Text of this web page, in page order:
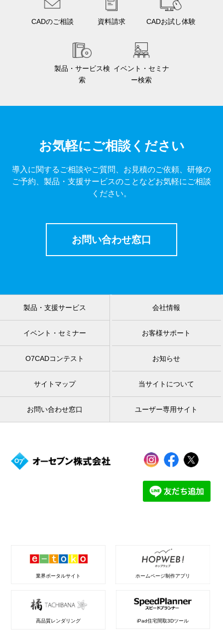
CADのご相談 資料請求 CADお試し体験
製品・サービス検
索
イベント・セミナ
ー検索
お気軽にご相談ください
導入に関するご相談やご質問、お見積のご依頼、研修の
ご予約、製品・支援サービスのことなどお気軽にご相談
ください。
お問い合わせ窓口
製品・支援サービス 会社情報
イベント・セミナー お客様サポート
O7CADコンテスト お知らせ
サイトマップ 当サイトについて
お問い合わせ窓口 ユーザー専用サイト
業界ポータルサイト ホームページ制作アプリ
高品質レンダリング iPad住宅間取3Dツール